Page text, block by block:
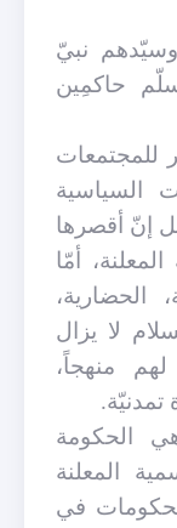
وسيّدهم نبيّ
حاكمِين
للمجتمعات
السياسية
بل إنّ أقصرها
أمّا
الحضارية،
لا يزال
منهجاً،
الحكومة
المعلنة
في